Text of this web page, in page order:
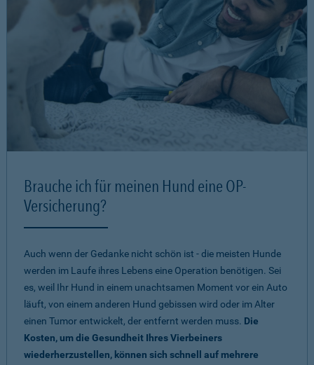
Brauche ich für meinen Hund eine OP-
Versicherung?
Auch wenn der Gedanke nicht schön ist - die meisten Hunde
werden im Laufe ihres Lebens eine Operation benötigen. Sei
es, weil Ihr Hund in einem unachtsamen Moment vor ein Auto
läuft, von einem anderen Hund gebissen wird oder im Alter
einen Tumor entwickelt, der entfernt werden muss. Die
Kosten, um die Gesundheit Ihres Vierbeiners
wiederherzustellen, können sich schnell auf mehrere